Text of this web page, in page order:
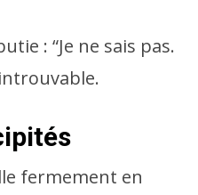
: “Je ne sais pas.
fermement en